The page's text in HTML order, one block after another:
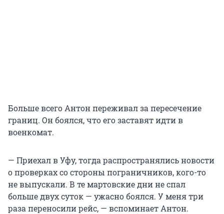
Больше всего Антон переживал за пересечение
границ. Он боялся, что его заставят идти в
военкомат.
— Приехал в Уфу, тогда распространялись новости
о проверках со стороны пограничников, кого-то
не выпускали. В те мартовские дни не спал
больше двух суток — ужасно боялся. У меня три
раза переносили рейс, — вспоминает Антон.